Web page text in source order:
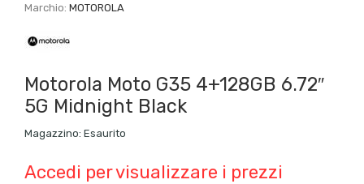
Marchio:MOTOROLA
Motorola Moto G35 4+128GB 6.72″
5G Midnight Black
Magazzino: Esaurito
Accedi per visualizzare i prezzi